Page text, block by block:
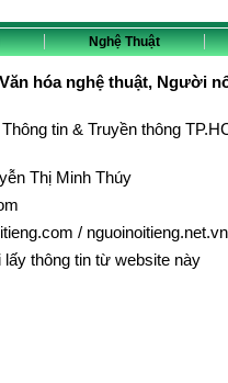
Nghệ Thuật
hóa nghệ thuật, Người
tin & Truyền thông
Thị Minh Thúy
/ nguoinoitieng.net.vn
lấy thông tin từ website này